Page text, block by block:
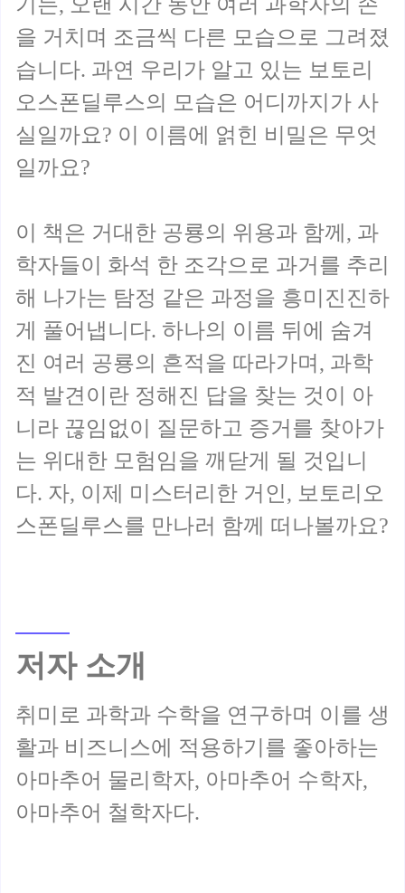
기는, 오랜 시간 동안 여러 과학자의 손
을 거치며 조금씩 다른 모습으로 그려졌
습니다. 과연 우리가 알고 있는 보토리
오스폰딜루스의 모습은 어디까지가 사
실일까요? 이 이름에 얽힌 비밀은 무엇
일까요?
이 책은 거대한 공룡의 위용과 함께, 과
학자들이 화석 한 조각으로 과거를 추리
해 나가는 탐정 같은 과정을 흥미진진하
게 풀어냅니다. 하나의 이름 뒤에 숨겨
진 여러 공룡의 흔적을 따라가며, 과학
적 발견이란 정해진 답을 찾는 것이 아
니라 끊임없이 질문하고 증거를 찾아가
는 위대한 모험임을 깨닫게 될 것입니
다. 자, 이제 미스터리한 거인, 보토리오
저자 소개
취미로 과학과 수학을 연구하며 이를 생
활과 비즈니스에 적용하기를 좋아하는
아마추어 물리학자, 아마추어 수학자,